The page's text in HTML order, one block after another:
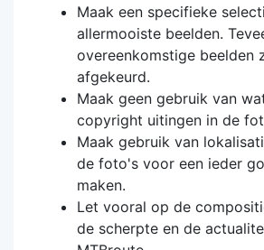
Maak een specifieke
allermooiste beelden.
overeenkomstige beelden
afgekeurd.
Maak geen gebruik van
copyright uitingen in de
Maak gebruik van
de foto's voor een ieder
maken.
Let vooral op de
de scherpte en de